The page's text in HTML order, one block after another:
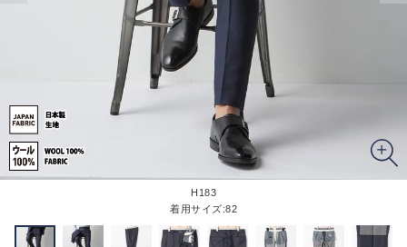
H183
着用サイズ:82